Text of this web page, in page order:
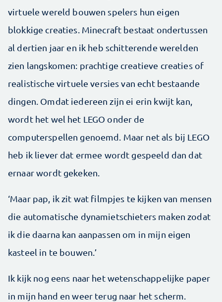
virtuele wereld bouwen spelers hun eigen
blokkige creaties. Minecraft bestaat ondertussen
al dertien jaar en ik heb schitterende werelden
zien langskomen: prachtige creatieve creaties of
realistische virtuele versies van echt bestaande
dingen. Omdat iedereen zijn ei erin kwijt kan,
wordt het wel het LEGO onder de
computerspellen genoemd. Maar net als bij LEGO
heb ik liever dat ermee wordt gespeeld dan dat
ernaar wordt gekeken.
‘Maar pap, ik zit wat filmpjes te kijken van mensen
die automatische dynamietschieters maken zodat
ik die daarna kan aanpassen om in mijn eigen
kasteel in te bouwen.’
Ik kijk nog eens naar het wetenschappelijke paper
in mijn hand en weer terug naar het scherm.